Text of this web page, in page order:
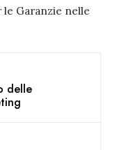
le Garanzie nelle
delle